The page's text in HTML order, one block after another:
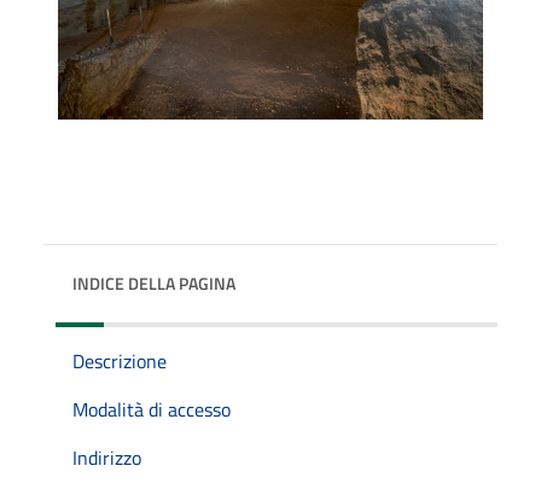
INDICE DELLA PAGINA
Descrizione
Modalità di accesso
Indirizzo